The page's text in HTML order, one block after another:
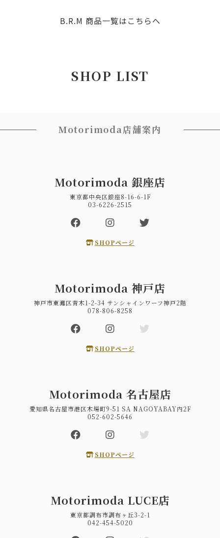
B.R.M 商品一覧はこちらへ
SHOP LIST
Motorimoda店舗案内
Motorimoda 銀座店
東京都中央区銀座8-16-6-1F
03-6226-2515
SHOPページ
Motorimoda 神戸店
神戸市東灘区青木1-2-34 サンシャインワーフ神戸2階
078-806-8258
SHOPページ
Motorimoda 名古屋店
愛知県名古屋市港区木場町9-51 SA NAGOYABAY内2F
052-602-5646
SHOPページ
Motorimoda LUCE店
東京都調布市調布ヶ丘3-2-1
042-454-5020